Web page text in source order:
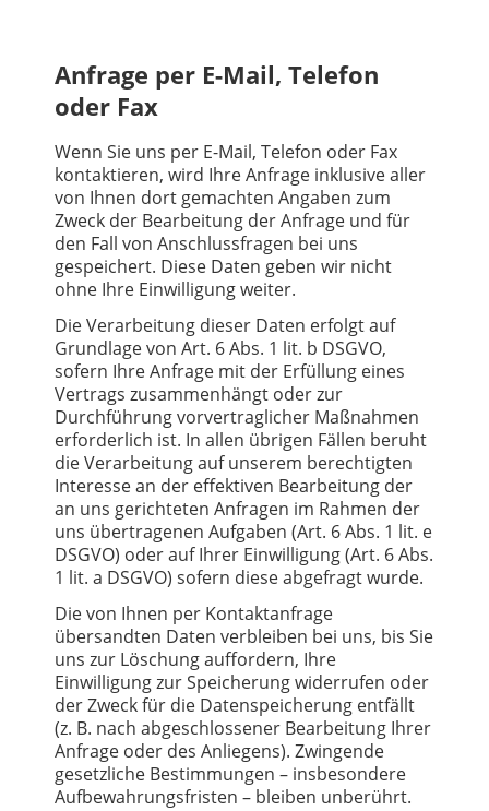
Anfrage per E-Mail, Telefon
oder Fax
Wenn Sie uns per E-Mail, Telefon oder Fax
kontaktieren, wird Ihre Anfrage inklusive aller
von Ihnen dort gemachten Angaben zum
Zweck der Bearbeitung der Anfrage und für
den Fall von Anschlussfragen bei uns
gespeichert. Diese Daten geben wir nicht
ohne Ihre Einwilligung weiter.
Die Verarbeitung dieser Daten erfolgt auf
Grundlage von Art. 6 Abs. 1 lit. b DSGVO,
sofern Ihre Anfrage mit der Erfüllung eines
Vertrags zusammenhängt oder zur
Durchführung vorvertraglicher Maßnahmen
erforderlich ist. In allen übrigen Fällen beruht
die Verarbeitung auf unserem berechtigten
Interesse an der effektiven Bearbeitung der
an uns gerichteten Anfragen im Rahmen der
uns übertragenen Aufgaben (Art. 6 Abs. 1 lit. e
DSGVO) oder auf Ihrer Einwilligung (Art. 6 Abs.
1 lit. a DSGVO) sofern diese abgefragt wurde.
Die von Ihnen per Kontaktanfrage
übersandten Daten verbleiben bei uns, bis Sie
uns zur Löschung auffordern, Ihre
Einwilligung zur Speicherung widerrufen oder
der Zweck für die Datenspeicherung entfällt
(z. B. nach abgeschlossener Bearbeitung Ihrer
Anfrage oder des Anliegens). Zwingende
gesetzliche Bestimmungen – insbesondere
Aufbewahrungsfristen – bleiben unberührt.